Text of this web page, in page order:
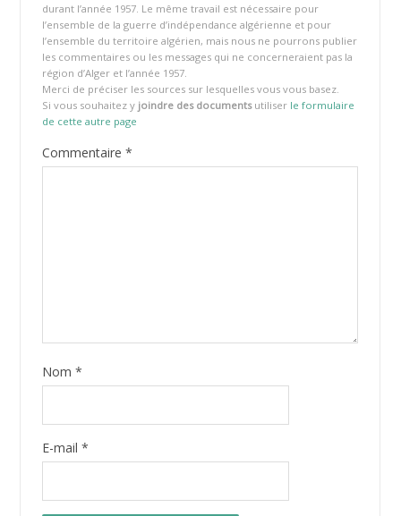
durant l’année 1957. Le même travail est nécessaire pour
l’ensemble de la guerre d’indépendance algérienne et pour
l’ensemble du territoire algérien, mais nous ne pourrons publier
les commentaires ou les messages qui ne concerneraient pas la
région d’Alger et l’année 1957.
Merci de préciser les sources sur lesquelles vous vous basez.
Si vous souhaitez y joindre des documentsutiliser le formulaire
de cette autre page
Commentaire *
Nom *
E-mail *